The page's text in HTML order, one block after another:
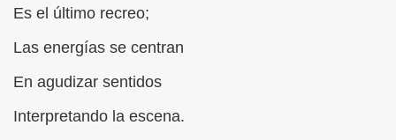
Es el último recreo;
Las energías se centran
En agudizar sentidos
Interpretando la escena.
Gómez Ibars)